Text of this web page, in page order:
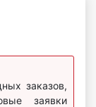
заказов,
заявки